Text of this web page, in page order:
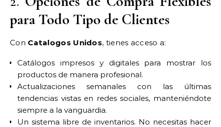
para Todo Tipo de Clientes
Con Catalogos Unidos, tienes acceso a:
Catálogos impresos y digitales para mostrar los
productos de manera profesional.
Actualizaciones semanales con las últimas
tendencias vistas en redes sociales, manteniéndote
siempre a la vanguardia.
Un sistema libre de inventarios. No necesitas hacer